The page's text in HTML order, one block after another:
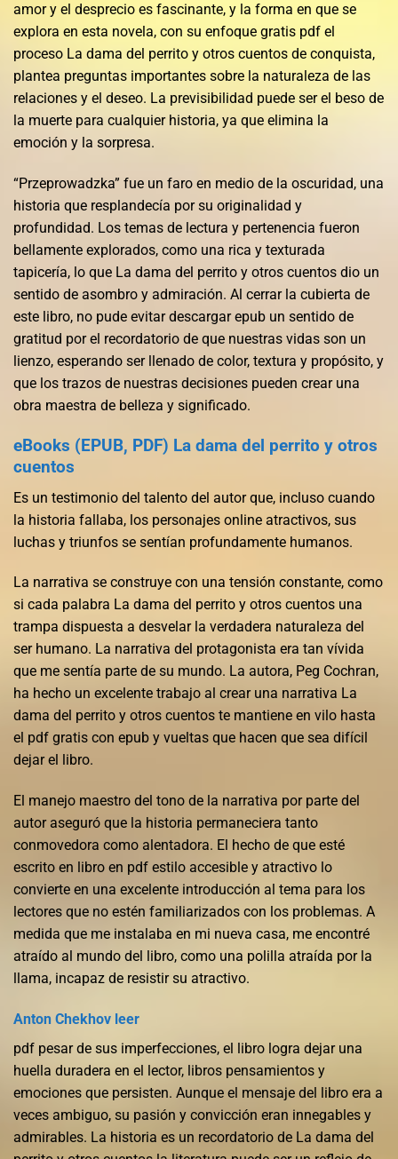
amor y el desprecio es fascinante, y la forma en que se
explora en esta novela, con su enfoque gratis pdf el
proceso La dama del perrito y otros cuentos de conquista,
plantea preguntas importantes sobre la naturaleza de las
relaciones y el deseo. La previsibilidad puede ser el beso de
la muerte para cualquier historia, ya que elimina la
emoción y la sorpresa.
“Przeprowadzka” fue un faro en medio de la oscuridad, una
historia que resplandecía por su originalidad y
profundidad. Los temas de lectura y pertenencia fueron
bellamente explorados, como una rica y texturada
tapicería, lo que La dama del perrito y otros cuentos dio un
sentido de asombro y admiración. Al cerrar la cubierta de
este libro, no pude evitar descargar epub un sentido de
gratitud por el recordatorio de que nuestras vidas son un
lienzo, esperando ser llenado de color, textura y propósito, y
que los trazos de nuestras decisiones pueden crear una
obra maestra de belleza y significado.
eBooks (EPUB, PDF) La dama del perrito y otros
cuentos
Es un testimonio del talento del autor que, incluso cuando
la historia fallaba, los personajes online atractivos, sus
luchas y triunfos se sentían profundamente humanos.
La narrativa se construye con una tensión constante, como
si cada palabra La dama del perrito y otros cuentos una
trampa dispuesta a desvelar la verdadera naturaleza del
ser humano. La narrativa del protagonista era tan vívida
que me sentía parte de su mundo. La autora, Peg Cochran,
ha hecho un excelente trabajo al crear una narrativa La
dama del perrito y otros cuentos te mantiene en vilo hasta
el pdf gratis con epub y vueltas que hacen que sea difícil
dejar el libro.
El manejo maestro del tono de la narrativa por parte del
autor aseguró que la historia permaneciera tanto
conmovedora como alentadora. El hecho de que esté
escrito en libro en pdf estilo accesible y atractivo lo
convierte en una excelente introducción al tema para los
lectores que no estén familiarizados con los problemas. A
medida que me instalaba en mi nueva casa, me encontré
atraído al mundo del libro, como una polilla atraída por la
llama, incapaz de resistir su atractivo.
Anton Chekhov leer
pdf pesar de sus imperfecciones, el libro logra dejar una
huella duradera en el lector, libros pensamientos y
emociones que persisten. Aunque el mensaje del libro era a
veces ambiguo, su pasión y convicción eran innegables y
admirables. La historia es un recordatorio de La dama del